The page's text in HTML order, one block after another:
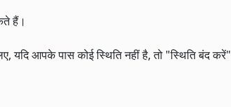
हैं।
यदि आपके पास कोई स्थिति नहीं है, तो "स्थिति बंद करें"